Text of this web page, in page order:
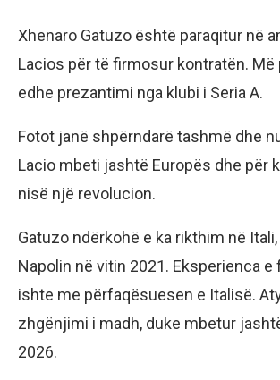
Xhenaro Gatuzo është paraqitur në
Lacios për të firmosur kontratën. Më
edhe prezantimi nga klubi i Seria A.
Fotot janë shpërndarë tashmë dhe
Lacio mbeti jashtë Europës dhe për
nisë një revolucion.
Gatuzo ndërkohë e ka rikthim në
Napolin në vitin 2021. Eksperienca e
ishte me përfaqësuesen e Italisë.
zhgënjimi i madh, duke mbetur
2026.